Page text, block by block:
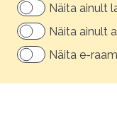
Näita ainult
Näita ainult
Näita e-